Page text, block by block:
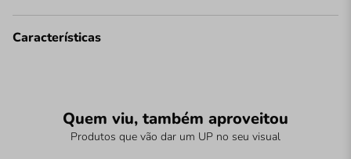
Características
Quem viu, também aproveitou
Produtos que vão dar um UP no seu visual